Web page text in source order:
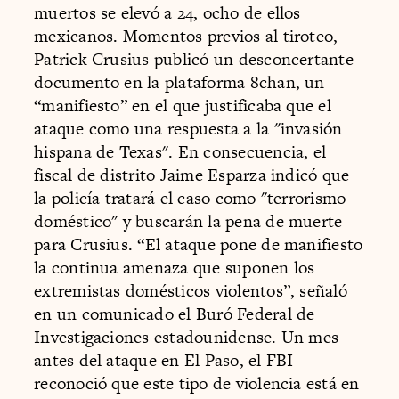
muertos se elevó a 24, ocho de ellos
mexicanos. Momentos previos al tiroteo,
Patrick Crusius publicó un desconcertante
documento en la plataforma 8chan, un
“manifiesto” en el que justificaba que el
ataque como una respuesta a la "invasión
hispana de Texas". En consecuencia, el
fiscal de distrito Jaime Esparza indicó que
la policía tratará el caso como "terrorismo
doméstico" y buscarán la pena de muerte
para Crusius. “El ataque pone de manifiesto
la continua amenaza que suponen los
extremistas domésticos violentos”, señaló
en un comunicado el Buró Federal de
Investigaciones estadounidense. Un mes
antes del ataque en El Paso, el FBI
reconoció que este tipo de violencia está en